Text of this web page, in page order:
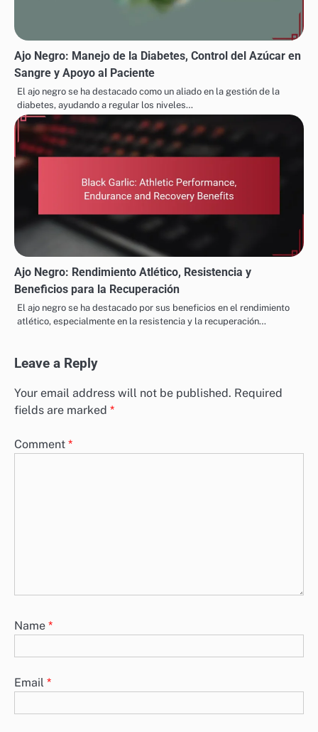
Ajo Negro: Manejo de la Diabetes, Control del Azúcar en
Sangre y Apoyo al Paciente
El ajo negro se ha destacado como un aliado en la gestión de la
diabetes, ayudando a regular los niveles…
Ajo Negro: Rendimiento Atlético, Resistencia y
Beneficios para la Recuperación
El ajo negro se ha destacado por sus beneficios en el rendimiento
atlético, especialmente en la resistencia y la recuperación…
Leave a Reply
Your email address will not be published. Required
fields are marked *
Comment *
Name *
Email *